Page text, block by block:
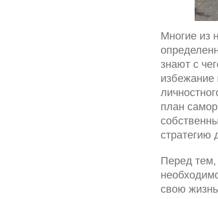
Многие из
знают с
избежание
план
стратегию
Перед тем,
свою